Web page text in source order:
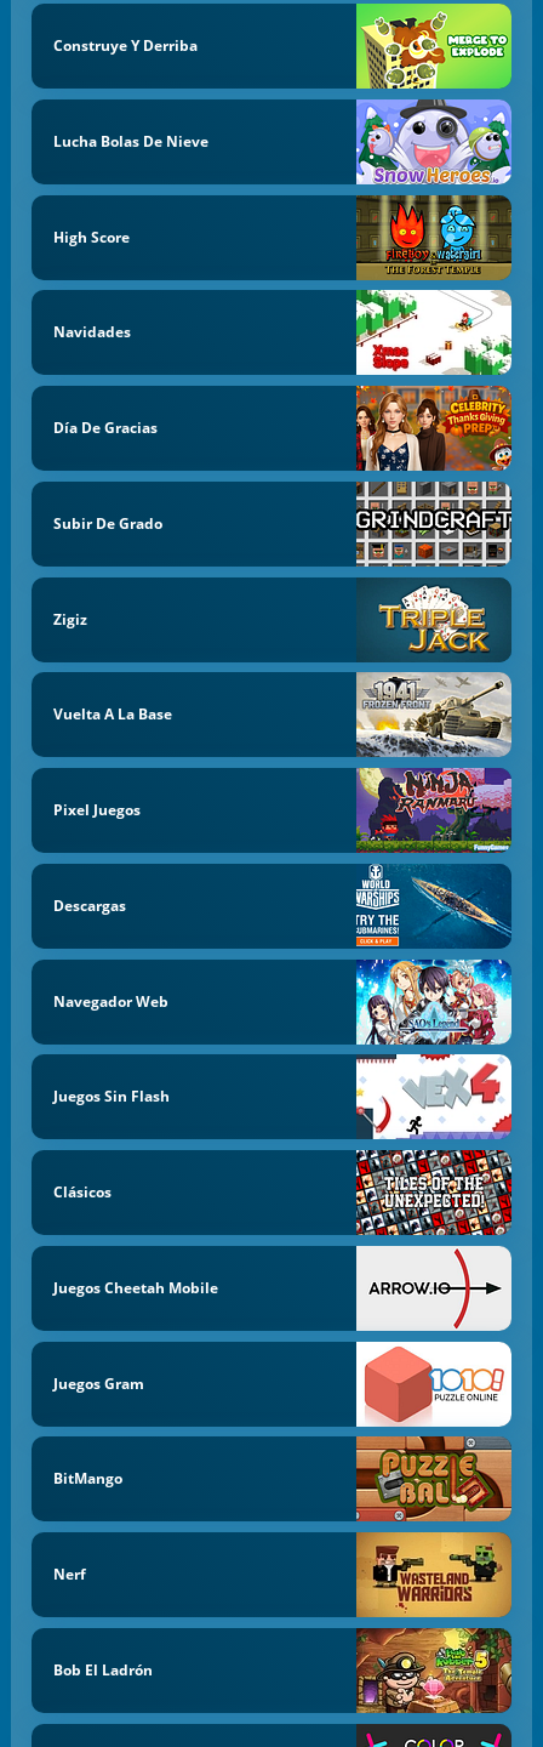
Construye Y Derriba
Lucha Bolas De Nieve
High Score
Navidades
Día De Gracias
Subir De Grado
Zigiz
Vuelta A La Base
Pixel Juegos
Descargas
Navegador Web
Juegos Sin Flash
Clásicos
Juegos Cheetah Mobile
Juegos Gram
BitMango
Nerf
Bob El Ladrón